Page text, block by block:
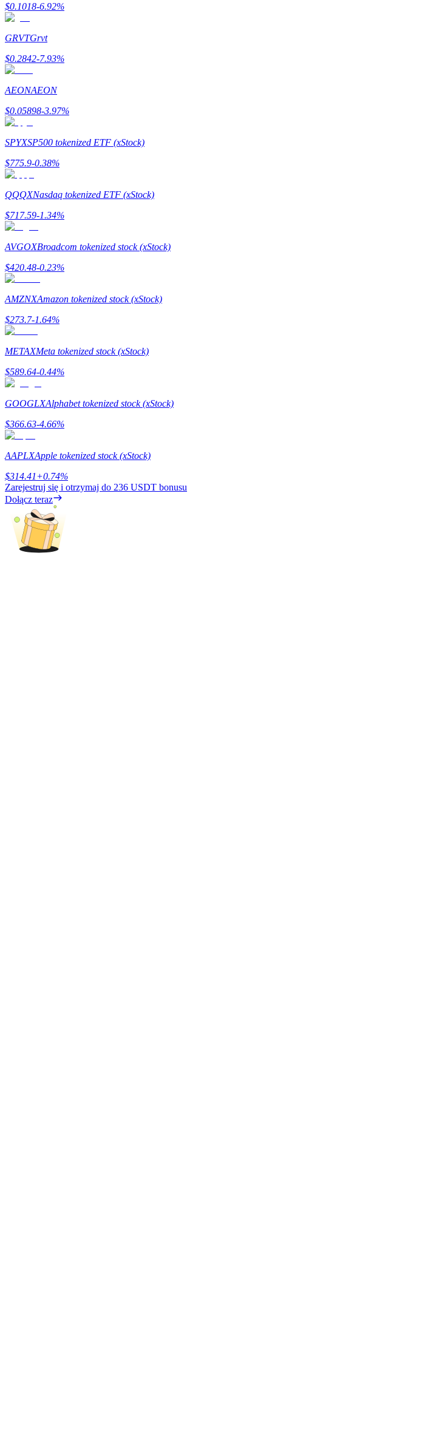
Informacja
Analiza Big Data, w tym informacje handlowe itp.
Przewodnik
Przewodnik dla początkujących dotyczący kontraktów futures
Strategie handlowe
Dowiedz się, jak zachować rentowność
$0.1018-6.92%
GRVTGrvt
$0.2842-7.93%
AEONAEON
$0.05898-3.97%
SPYXSP500 tokenized ETF (xStock)
$775.9-0.38%
QQQXNasdaq tokenized ETF (xStock)
$717.59-1.34%
AVGOXBroadcom tokenized stock (xStock)
$420.48-0.23%
AMZNXAmazon tokenized stock (xStock)
$273.7-1.64%
METAXMeta tokenized stock (xStock)
$589.64-0.44%
GOOGLXAlphabet tokenized stock (xStock)
$366.63-4.66%
AAPLXApple tokenized stock (xStock)
$314.41+0.74%
Zarejestruj się i otrzymaj do 236 USDT bonusu
Dołącz teraz